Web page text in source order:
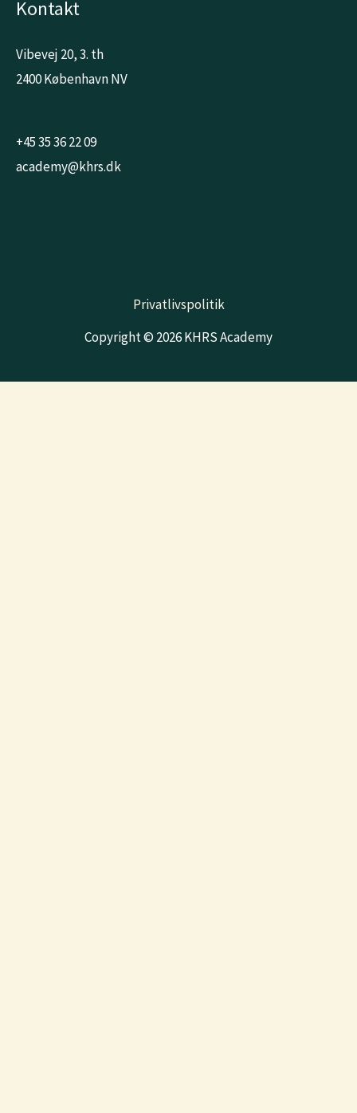
Kontakt
Vibevej 20, 3. th
2400 København NV
+45 35 36 22 09
academy@khrs.dk
Privatlivspolitik
Copyright © 2026 KHRS Academy